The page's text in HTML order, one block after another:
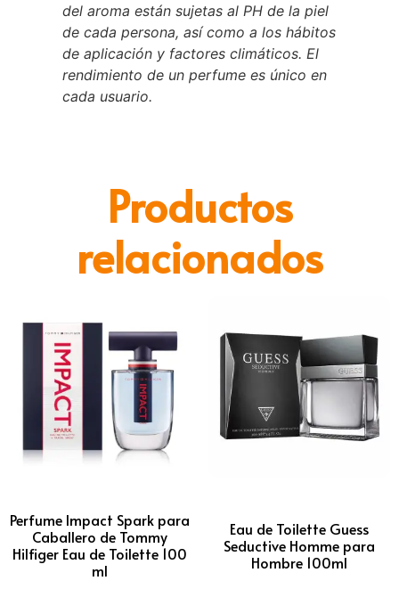
del aroma están sujetas al PH de la piel
de cada persona, así como a los hábitos
de aplicación y factores climáticos. El
rendimiento de un perfume es único en
cada usuario.
Productos
relacionados
Perfume Impact Spark para
Caballero de Tommy
Hilfiger Eau de Toilette 100
ml
Eau de Toilette Guess
Seductive Homme para
Hombre 100ml